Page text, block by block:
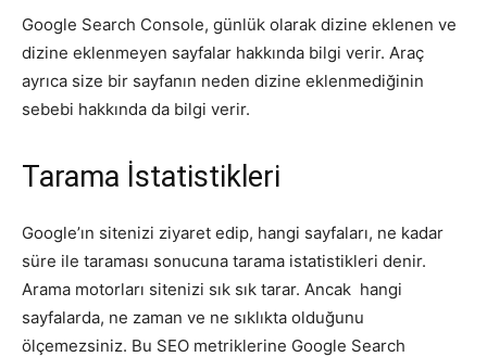
Google Search Console, günlük olarak dizine eklenen ve
dizine eklenmeyen sayfalar hakkında bilgi verir. Araç
ayrıca size bir sayfanın neden dizine eklenmediğinin
sebebi hakkında da bilgi verir.
Tarama İstatistikleri
Google’ın sitenizi ziyaret edip, hangi sayfaları, ne kadar
süre ile taraması sonucuna tarama istatistikleri denir.
Arama motorları sitenizi sık sık tarar. Ancak hangi
sayfalarda, ne zaman ve ne sıklıkta olduğunu
ölçemezsiniz. Bu SEO metriklerine Google Search